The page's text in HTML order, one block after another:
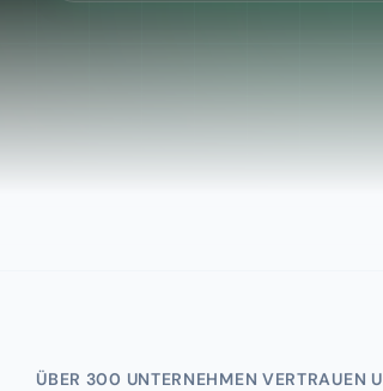
ÜBER 300 UNTERNEHMEN VERTRAUEN